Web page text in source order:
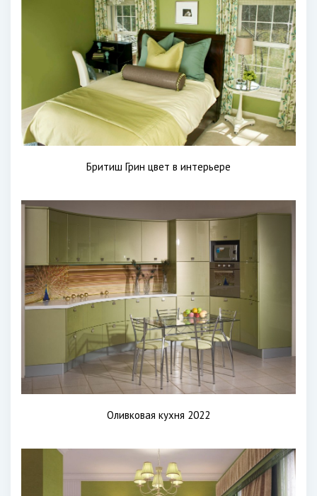
Бритиш Грин цвет в интерьере
Оливковая кухня 2022